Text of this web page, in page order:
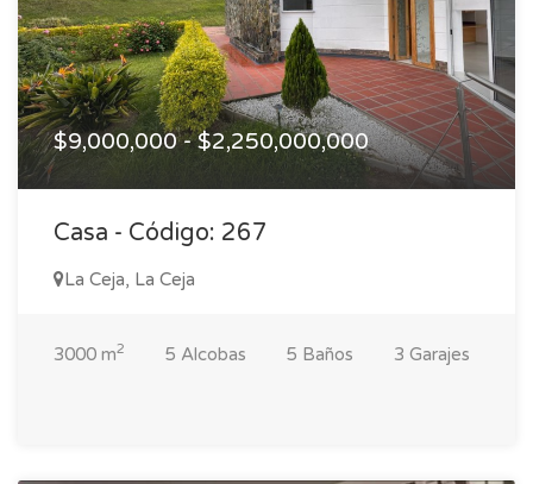
$9,000,000 - $2,250,000,000
Casa - Código: 267
La Ceja, La Ceja
3000 m2 5 Alcobas 5 Baños 3 Garajes